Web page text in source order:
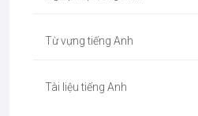
Từ vựng tiếng Anh
Tài liệu tiếng Anh